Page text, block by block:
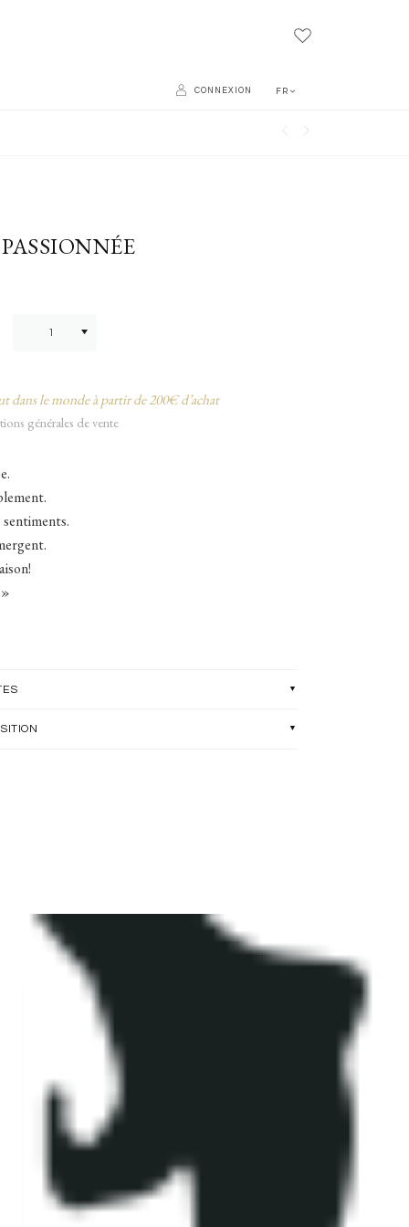
FR
CONNEXION
dans le monde à partir de 200€ d’achat
générales de vente
sentiments.